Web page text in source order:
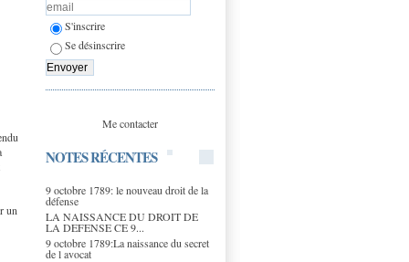
S'inscrire
Se désinscrire
Me contacter
NOTES RÉCENTES
9 octobre 1789: le nouveau droit de la
défense
LA NAISSANCE DU DROIT DE
LA DEFENSE CE 9...
9 octobre 1789:La naissance du secret
de l avocat
un